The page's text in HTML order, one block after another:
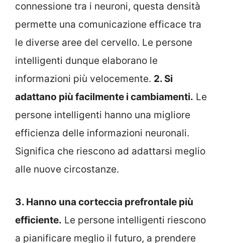
connessione tra i neuroni, questa densità
permette una comunicazione efficace tra
le diverse aree del cervello. Le persone
intelligenti dunque elaborano le
informazioni più velocemente. 2. Si
adattano più facilmente i cambiamenti. Le
persone intelligenti hanno una migliore
efficienza delle informazioni neuronali.
Significa che riescono ad adattarsi meglio
alle nuove circostanze.
3. Hanno una corteccia prefrontale più
efficiente. Le persone intelligenti riescono
a pianificare meglio il futuro, a prendere